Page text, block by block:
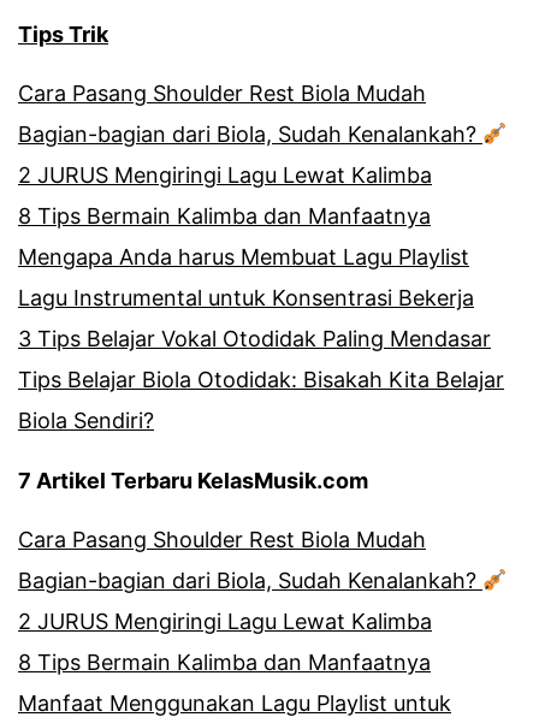
Tips Trik
Cara Pasang Shoulder Rest Biola Mudah
Bagian-bagian dari Biola, Sudah Kenalankah?
2 JURUS Mengiringi Lagu Lewat Kalimba
8 Tips Bermain Kalimba dan Manfaatnya
Mengapa Anda harus Membuat Lagu Playlist
Lagu Instrumental untuk Konsentrasi Bekerja
3 Tips Belajar Vokal Otodidak Paling Mendasar
Tips Belajar Biola Otodidak: Bisakah Kita Belajar
Biola Sendiri?
7 Artikel Terbaru KelasMusik.com
Cara Pasang Shoulder Rest Biola Mudah
Bagian-bagian dari Biola, Sudah Kenalankah?
2 JURUS Mengiringi Lagu Lewat Kalimba
8 Tips Bermain Kalimba dan Manfaatnya
Manfaat Menggunakan Lagu Playlist untuk